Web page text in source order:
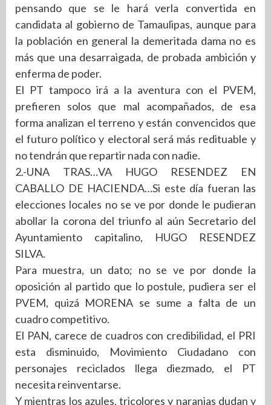
pensando que se le hará verla convertida en
candidata al gobierno de Tamaulipas, aunque para
la población en general la demeritada dama no es
más que una desarraigada, de probada ambición y
enferma de poder.
El PT tampoco irá a la aventura con el PVEM,
prefieren solos que mal acompañados, de esa
forma analizan el terreno y están convencidos que
el futuro político y electoral será más redituable y
no tendrán que repartir nada con nadie.
2.-UNA TRAS…VA HUGO RESENDEZ EN
CABALLO DE HACIENDA…Si este día fueran las
elecciones locales no se ve por donde le pudieran
abollar la corona del triunfo al aún Secretario del
Ayuntamiento capitalino, HUGO RESENDEZ
SILVA.
Para muestra, un dato; no se ve por donde la
oposición al partido que lo postule, pudiera ser el
PVEM, quizá MORENA se sume a falta de un
cuadro competitivo.
El PAN, carece de cuadros con credibilidad, el PRI
esta disminuido, Movimiento Ciudadano con
personajes reciclados llega diezmado, el PT
necesita reinventarse.
Y mientras los azules, tricolores y naranjas dudan y